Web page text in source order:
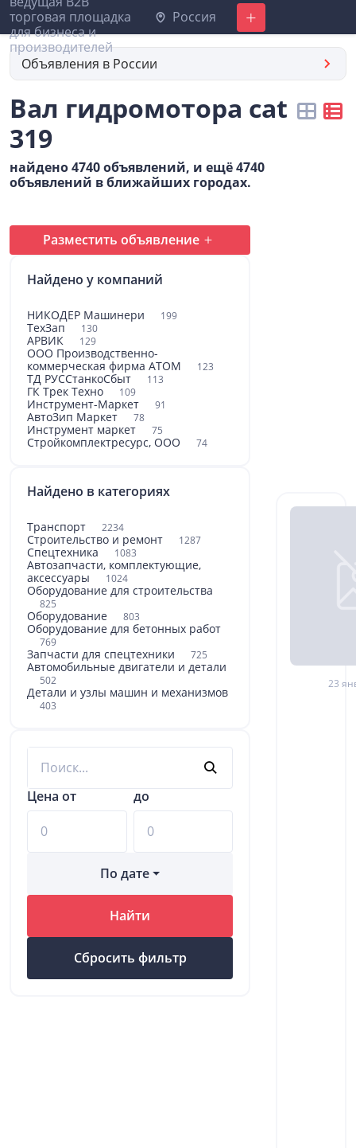
Россия Добавить
Объявления в России
Вал гидромотора cat
319
найдено 4740 объявлений, и ещё 4740
объявлений в ближайших городах.
Разместить объявление
Найдено у компаний
НИКОДЕР Машинери 199
ТехЗап 130
АРВИК 129
ООО Производственно-
коммерческая фирма АТОМ
123
ТД РУССтанкоСбыт 113
ГК Трек Техно 109
Инструмент-Маркет 91
АвтоЗип Маркет 78
Инструмент маркет 75
Стройкомплектресурс, ООО 74
Найдено в категориях
Транспорт 2234
Строительство и ремонт 1287
Спецтехника 1083
Автозапчасти, комплектующие,
аксессуары
1024
Оборудование для строительства
825
Оборудование 803
Оборудование для бетонных работ
769
Запчасти для спецтехники 725
Автомобильные двигатели и детали
502
Детали и узлы машин и механизмов
403
Цена от до
По дате
Найти
Сбросить фильтр
23